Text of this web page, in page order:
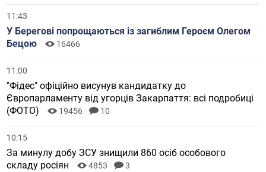
11:43
У Берегові попрощаються із загиблим Героєм Олегом
Бецою
16466
11:00
"Фідес" офіційно висунув кандидатку до
Європарламенту від угорців Закарпаття: всі подробиці
(ФОТО)
19456 10
10:15
За минулу добу ЗСУ знищили 860 осіб особового
складу росіян
4853 3